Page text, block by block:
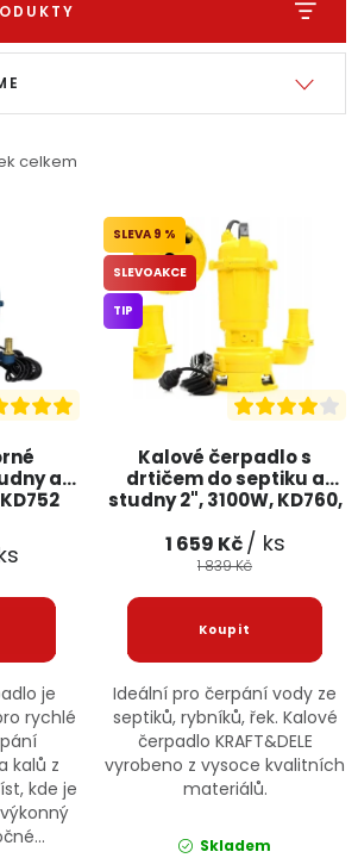
Odstoupení ve lhůtě 14 dní
Reklamační řád
osobních údajů
celkem
a
je
rychlé
kalů z
kde je
Kalové čerpadlo s
drtičem do septiku a
studny 2", 3100W, KD760,
9 %
SLEVOAKCE
TIP
1 659 Kč/ ks
1 839 Kč
Ideální pro čerpání vody ze
septiků, rybníků, řek. Kalové
čerpadlo KRAFT&DELE
vyrobeno z vysoce kvalitních
materiálů.
Skladem